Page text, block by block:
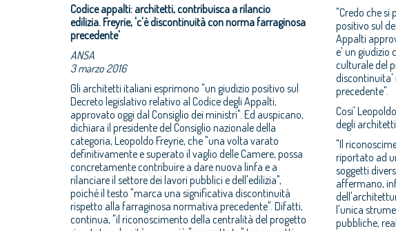
Codice appalti: architetti, contribuisca a rilancio
edilizia. Freyrie, 'c'è discontinuità con norma farraginosa
precedente'
ANSA
3 marzo 2016
Gli architetti italiani esprimono "un giudizio positivo sul
Decreto legislativo relativo al Codice degli Appalti,
approvato oggi dal Consiglio dei ministri". Ed auspicano,
dichiara il presidente del Consiglio nazionale della
categoria, Leopoldo Freyrie, che "una volta varato
definitivamente e superato il vaglio delle Camere, possa
concretamente contribuire a dare nuova linfa e a
rilanciare il settore dei lavori pubblici e dell'edilizia",
poiché il testo "marca una significativa discontinuità
rispetto alla farraginosa normativa precedente". Difatti,
continua, "il riconoscimento della centralità del progetto
"Credo che si
positivo sul
Appalti
e' un giudizio
culturale del
discontinuita'
precedente".
Cosi'
degli
"Il
riportato ad
soggetti
affermano,
l'unica
pubbliche,